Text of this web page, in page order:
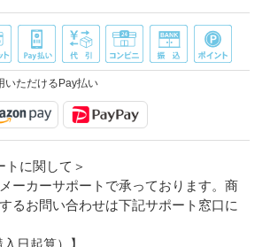
いただけるPay払い
トに関して＞
ーカーサポートで承っております。商
るお問い合わせは下記サポート窓口に
日起算）】